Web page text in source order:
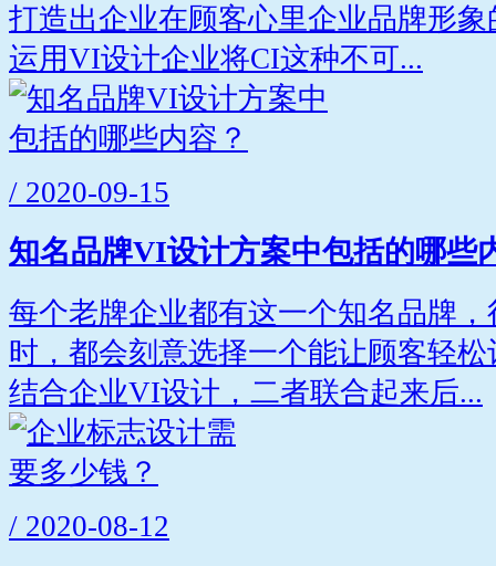
打造出企业在顾客心里企业品牌形
运用VI设计企业将CI这种不可...
/ 2020-09-15
知名品牌VI设计方案中包括的哪些
每个老牌企业都有这一个知名品牌
时，都会刻意选择一个能让顾客轻
结合企业VI设计，二者联合起来后...
/ 2020-08-12